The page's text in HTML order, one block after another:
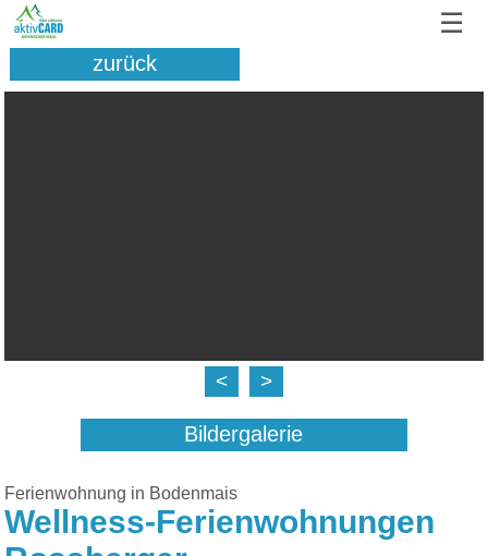
☰
zurück
< >
Bildergalerie
Ferienwohnung in Bodenmais
Wellness-Ferienwohnungen